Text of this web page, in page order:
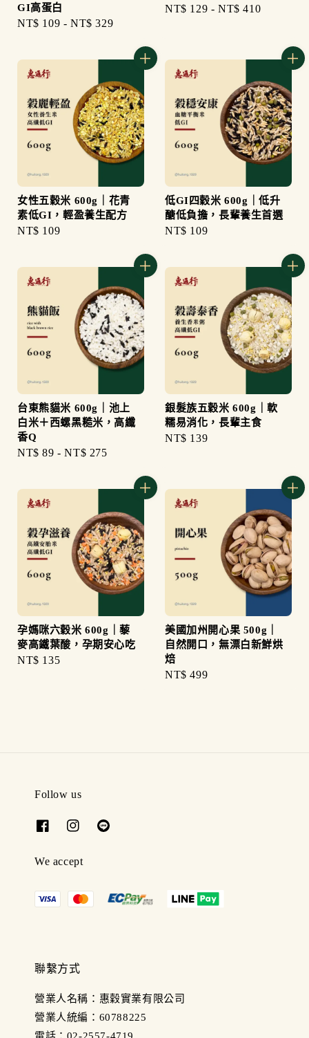
GI高蛋白
Regular
NT$ 109 -NT$ 329
Regular
NT$ 129 -NT$ 410
女性五穀米 600g｜花青
素低GI，輕盈養生配方
Regular
NT$ 109
低GI四穀米 600g｜低升
醣低負擔，長輩養生首選
Regular
NT$ 109
台東熊貓米 600g｜池上
白米＋西螺黑糙米，高纖
香Q
Regular
NT$ 89 -NT$ 275
銀髮族五穀米 600g｜軟
糯易消化，長輩主食
Regular
NT$ 139
孕媽咪六穀米 600g｜藜
麥高鐵葉酸，孕期安心吃
Regular
NT$ 135
美國加州開心果 500g｜
自然開口，無漂白新鮮烘
焙
Regular
NT$ 499
Follow us
We accept
聯繫方式
營業人名稱：惠穀實業有限公司
營業人統編：60788225